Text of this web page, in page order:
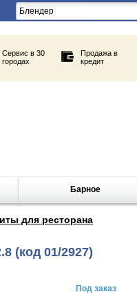
Сервис в 30
городах
Продажа в
кредит
Барное
для ресторана
(код 01/2927)
Под заказ